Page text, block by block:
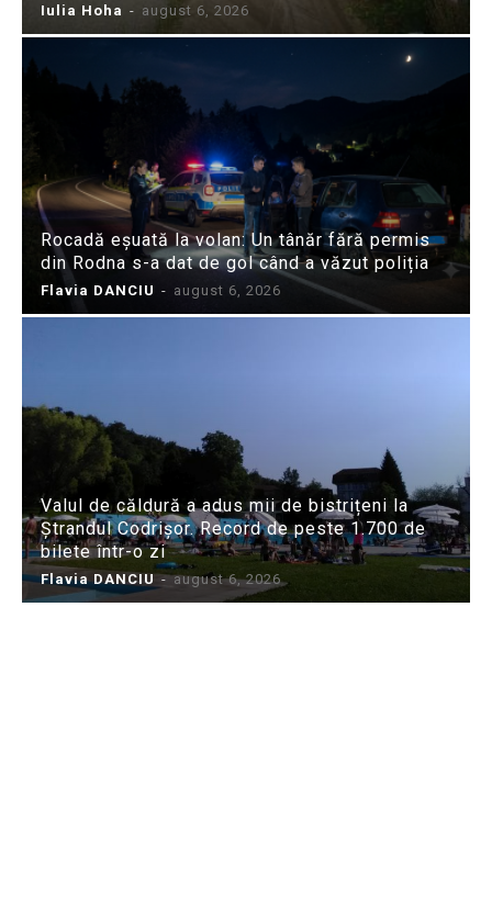
Iulia Hoha - august 6, 2026
Rocadă eșuată la volan: Un tânăr fără permis
din Rodna s-a dat de gol când a văzut poliția
Flavia DANCIU - august 6, 2026
Valul de căldură a adus mii de bistrițeni la
Ștrandul Codrișor. Record de peste 1.700 de
bilete într-o zi
Flavia DANCIU - august 6, 2026